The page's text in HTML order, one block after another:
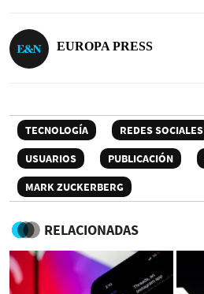
EUROPA PRESS
TECNOLOGÍA REDES SOCIALES
USUARIOS
PUBLICACIÓN
MARK ZUCKERBERG
RELACIONADAS